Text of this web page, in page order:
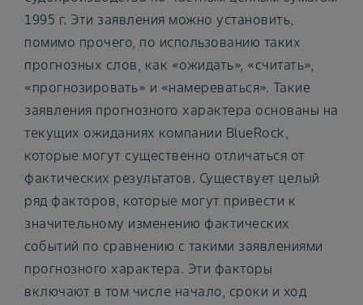
1995 г. Эти заявления можно установить,
помимо прочего, по использованию таких
прогнозных слов, как «ожидать», «считать»,
«прогнозировать» и «намереваться». Такие
заявления прогнозного характера основаны на
текущих ожиданиях компании BlueRock,
которые могут существенно отличаться от
фактических результатов. Существует целый
ряд факторов, которые могут привести к
значительному изменению фактических
событий по сравнению с такими заявлениями
прогнозного характера. Эти факторы
включают в том числе начало, сроки и ход